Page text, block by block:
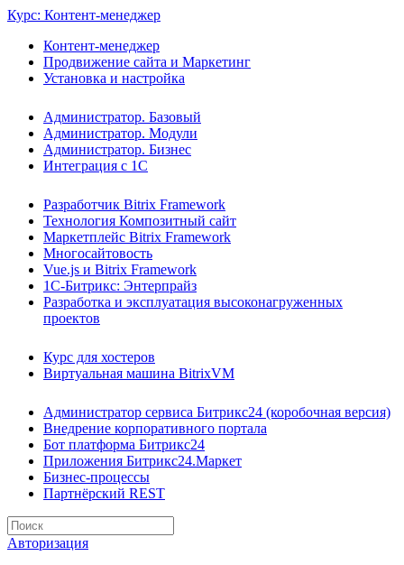
Курс: Контент-менеджер
Контент-менеджер
Продвижение сайта и Маркетинг
Установка и настройка
Администратор. Базовый
Администратор. Модули
Администратор. Бизнес
Интеграция с 1С
Разработчик Bitrix Framework
Технология Композитный сайт
Маркетплейс Bitrix Framework
Многосайтовость
Vue.js и Bitrix Framework
1С-Битрикс: Энтерпрайз
Разработка и эксплуатация высоконагруженных
проектов
Курс для хостеров
Виртуальная машина BitrixVM
Администратор сервиса Битрикс24 (коробочная версия)
Внедрение корпоративного портала
Бот платформа Битрикс24
Приложения Битрикс24.Маркет
Бизнес-процессы
Партнёрский REST
Авторизация